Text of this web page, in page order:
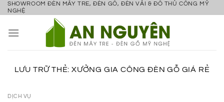
Bỏ
nội
SHOWROOM ĐÈN MÂY TRE, ĐÈN GỖ, ĐÈN VẢI & ĐỒ THỦ CÔNG MỸ
NGHỆ
LƯU TRỮ THẺ: XƯỞNG GIA CÔNG ĐÈN GỖ GIÁ RẺ
DỊCH VỤ